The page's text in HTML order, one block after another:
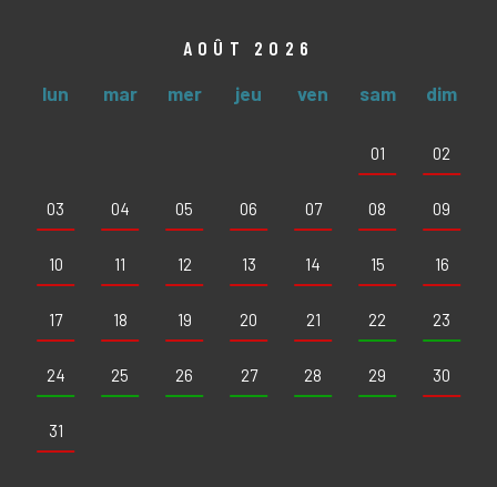
AOÛT 2026
lun mar mer jeu ven sam dim
01 02
03 04 05 06 07 08 09
10 11 12 13 14 15 16
17 18 19 20 21 22 23
24 25 26 27 28 29 30
31